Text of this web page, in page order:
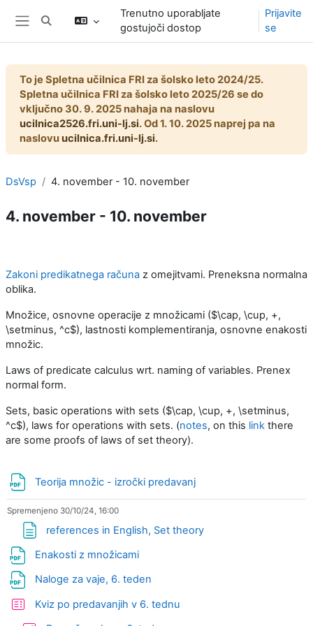
Preskoči na glavno vsebino
Preklopi iskalni vnos
Trenutno uporabljate
gostujoči dostop
Prijavite
se
To je Spletna učilnica FRI za šolsko leto 2024/25.
Spletna učilnica FRI za šolsko leto 2025/26 se do
vključno 30. 9. 2025 nahaja na naslovu
ucilnica2526.fri.uni-lj.si. Od 1. 10. 2025 naprej pa na
naslovuucilnica.fri.uni-lj.si.
DsVsp 4. november - 10. november
4. november - 10. november
Zakoni predikatnega računa z omejitvami. Preneksna normalna
oblika.
Množice, osnovne operacije z množicami ($\cap, \cup, +,
\setminus, ^c$), lastnosti komplementiranja, osnovne enakosti
množic.
Laws of predicate calculus wrt. naming of variables. Prenex
normal form.
Sets, basic operations with sets ($\cap, \cup, +, \setminus,
^c$), laws for operations with sets. (notes, on this link there
are some proofs of laws of set theory).
Teorija množic - izročki predavanj
Spremenjeno 30/10/24, 16:00
references in English, Set theoryStran
Enakosti z množicami
Naloge za vaje, 6. teden
Kviz po predavanjih v 6. tednu